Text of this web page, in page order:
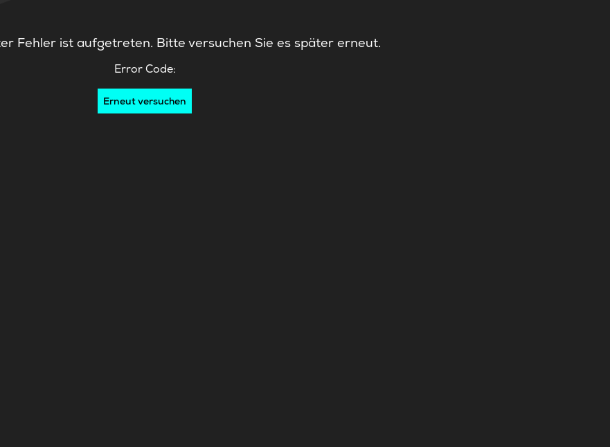
Fehler ist aufgetreten. Bitte versuchen Sie es später erneut.
Error Code:
Erneut versuchen